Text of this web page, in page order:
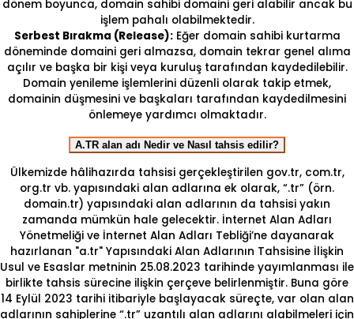
dönem boyunca, domain sahibi domaini geri alabilir ancak bu
işlem pahalı olabilmektedir.
Serbest Bırakma (Release):Eğer domain sahibi kurtarma
döneminde domaini geri almazsa, domain tekrar genel alıma
açılır ve başka bir kişi veya kuruluş tarafından kaydedilebilir.
Domain yenileme işlemlerini düzenli olarak takip etmek,
domainin düşmesini ve başkaları tarafından kaydedilmesini
önlemeye yardımcı olmaktadır.
A.TR alan adı Nedir ve Nasıl tahsis edilir?
Ülkemizde hâlihazırda tahsisi gerçekleştirilen gov.tr, com.tr,
org.tr vb. yapısındaki alan adlarına ek olarak, “.tr” (örn.
domain.tr) yapısındaki alan adlarının da tahsisi yakın
zamanda mümkün hale gelecektir. İnternet Alan Adları
Yönetmeliği ve İnternet Alan Adları Tebliği’ne dayanarak
hazırlanan "a.tr" Yapısındaki Alan Adlarının Tahsisine İlişkin
Usul ve Esaslar metninin 25.08.2023 tarihinde yayımlanması ile
birlikte tahsis sürecine ilişkin çerçeve belirlenmiştir. Buna göre
14 Eylül 2023 tarihi itibariyle başlayacak süreçte, var olan alan
adlarının sahiplerine “.tr” uzantılı alan adlarını alabilmeleri için